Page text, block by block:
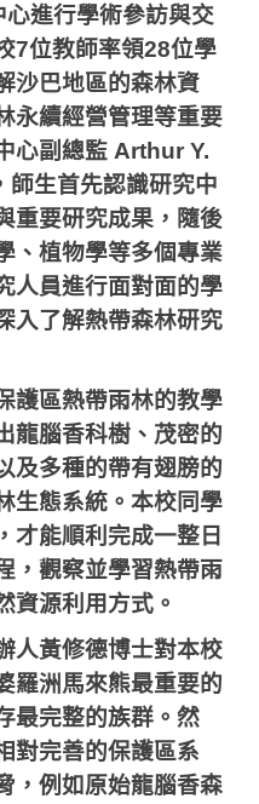
進行學術參訪與交
7位教師率領28位學
沙巴地區的森林資
永續經營管理等重要
心副總監 Arthur Y.
生首先認識研究中
重要研究成果，隨後
、植物學等多個專業
人員進行面對面的學
入了解熱帶森林研究
護區熱帶雨林的教學
龍腦香科樹、茂密的
及多種的帶有翅膀的
生態系統。本校同學
才能順利完成一整日
，觀察並學習熱帶雨
資源利用方式。
人黃修德博士對本校
羅洲馬來熊最重要的
最完整的族群。然
對完善的保護區系
，例如原始龍腦香森